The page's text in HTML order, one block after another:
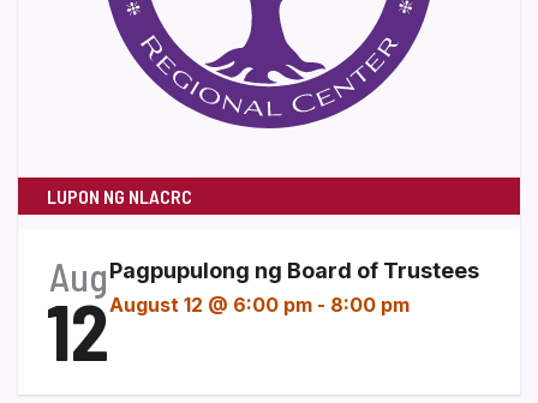
LUPON NG NLACRC
Aug
12
Pagpupulong ng Board of Trustees
August 12 @ 6:00 pm - 8:00 pm